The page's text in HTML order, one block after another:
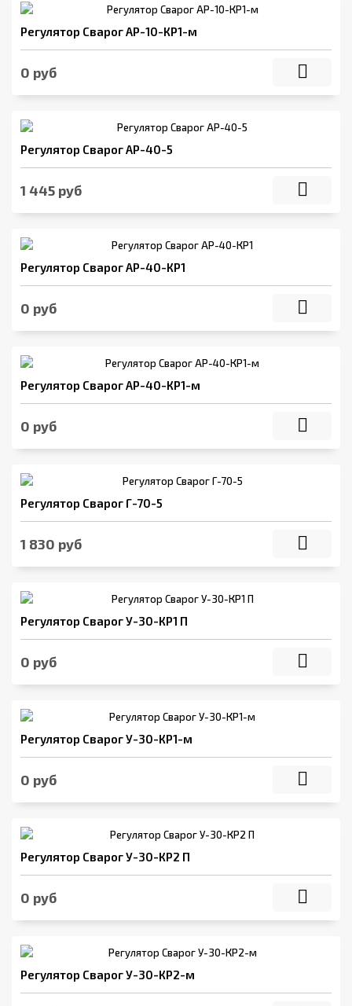
Регулятор Сварог АР-10-КР1-м
0 руб
Регулятор Сварог АР-40-5
1 445 руб
Регулятор Сварог АР-40-КР1
0 руб
Регулятор Сварог АР-40-КР1-м
0 руб
Регулятор Сварог Г-70-5
1 830 руб
Регулятор Сварог У-30-КР1 П
0 руб
Регулятор Сварог У-30-КР1-м
0 руб
Регулятор Сварог У-30-КР2 П
0 руб
Регулятор Сварог У-30-КР2-м